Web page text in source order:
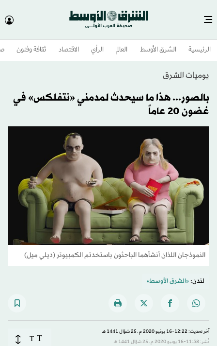
الرئيسية الشرق الأوسط​ العالم الرأي الاقتصاد ثقافة وفنون
يوميات الشرق
بالصور... هذا ما سيحدث لمدمني «نتفلكس» في
غضون 20 عاماً
النموذجان اللذان أنشأهما الباحثون باستخدتم الكمبيوتر (ديلي ميل)
لندن:«الشرق الأوسط»
آخر تحديث: 12:22-16 يونيو 2020 م ـ 25 شوّال 1441 هـ
نُشر: 11:38-16 يونيو 2020 م ـ 25 شوّال 1441 هـ
T
T